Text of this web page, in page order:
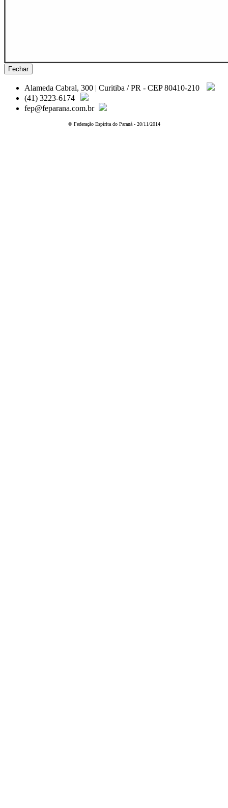
Fechar
Alameda Cabral, 300 | Curitiba / PR - CEP 80410-210
(41) 3223-6174
fep@feparana.com.br
© Federação Espírita do Paraná - 20/11/2014